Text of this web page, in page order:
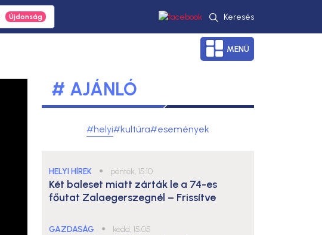
Keresés
MENÜ
# AJÁNLÓ
#helyi#kultúra#események
HELYI HÍREK ● péntek, 15:10
Két baleset miatt zárták le a 74-es
főutat Zalaegerszegnél – Frissítve
GAZDASÁG ● kedd, 15:05